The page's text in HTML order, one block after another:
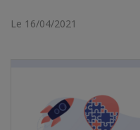
Le 16/04/2021